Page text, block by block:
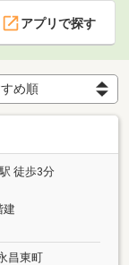
アプリで探す
徒歩3分
建
昌東町